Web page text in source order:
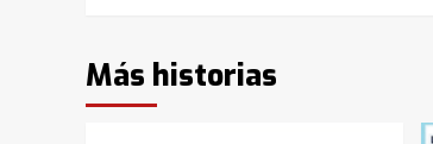
Más historias